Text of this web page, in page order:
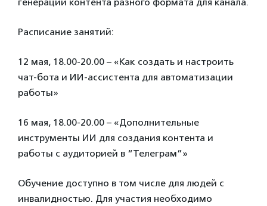
Расписание занятий:
12 мая, 18.00-20.00 – «Как создать и настроить
чат-бота и ИИ-ассистента для автоматизации
работы»
16 мая, 18.00-20.00 – «Дополнительные
инструменты ИИ для создания контента и
работы с аудиторией в “Телеграм”»
Обучение доступно в том числе для людей с
инвалидностью. Для участия необходимо